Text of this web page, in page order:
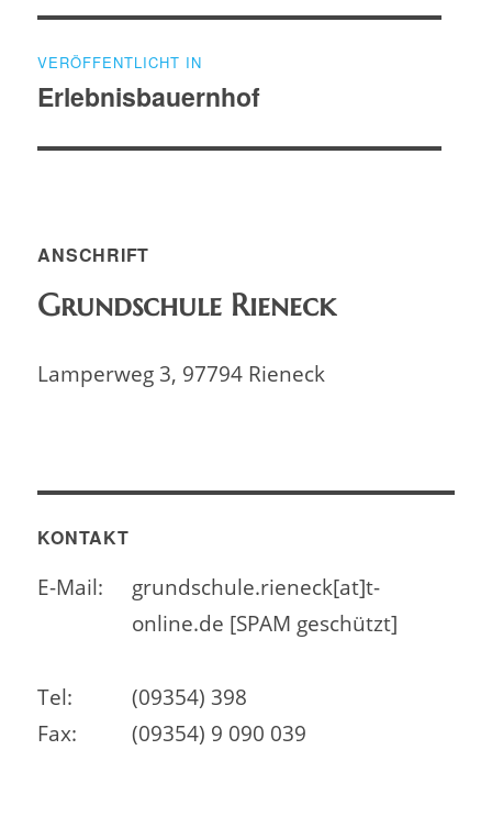
VERÖFFENTLICHT IN
Erlebnisbauernhof
ANSCHRIFT
Grundschule Rieneck
Lamperweg 3, 97794 Rieneck
KONTAKT
E-Mail:
grundschule.rieneck[at]t-
online.de [SPAM geschützt]
Tel:
(09354) 398
Fax:
(09354) 9 090 039